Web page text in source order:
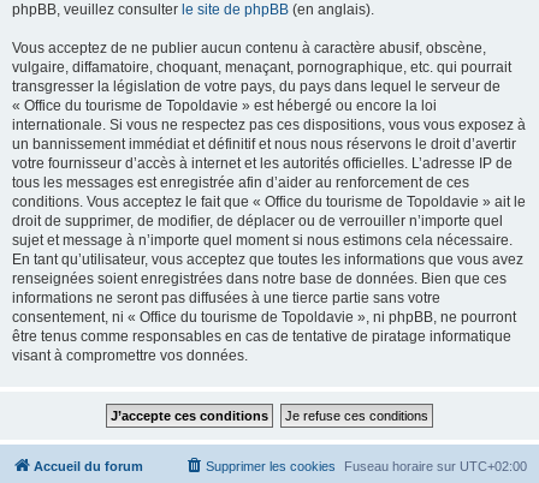
phpBB, veuillez consulter le site de phpBB (en anglais).
Vous acceptez de ne publier aucun contenu à caractère abusif, obscène,
vulgaire, diffamatoire, choquant, menaçant, pornographique, etc. qui pourrait
transgresser la législation de votre pays, du pays dans lequel le serveur de
« Office du tourisme de Topoldavie » est hébergé ou encore la loi
internationale. Si vous ne respectez pas ces dispositions, vous vous exposez à
un bannissement immédiat et définitif et nous nous réservons le droit d’avertir
votre fournisseur d’accès à internet et les autorités officielles. L’adresse IP de
tous les messages est enregistrée afin d’aider au renforcement de ces
conditions. Vous acceptez le fait que « Office du tourisme de Topoldavie » ait le
droit de supprimer, de modifier, de déplacer ou de verrouiller n’importe quel
sujet et message à n’importe quel moment si nous estimons cela nécessaire.
En tant qu’utilisateur, vous acceptez que toutes les informations que vous avez
renseignées soient enregistrées dans notre base de données. Bien que ces
informations ne seront pas diffusées à une tierce partie sans votre
consentement, ni « Office du tourisme de Topoldavie », ni phpBB, ne pourront
être tenus comme responsables en cas de tentative de piratage informatique
visant à compromettre vos données.
Accueil du forum Fuseau horaire sur UTC+02:00
Supprimer les cookies